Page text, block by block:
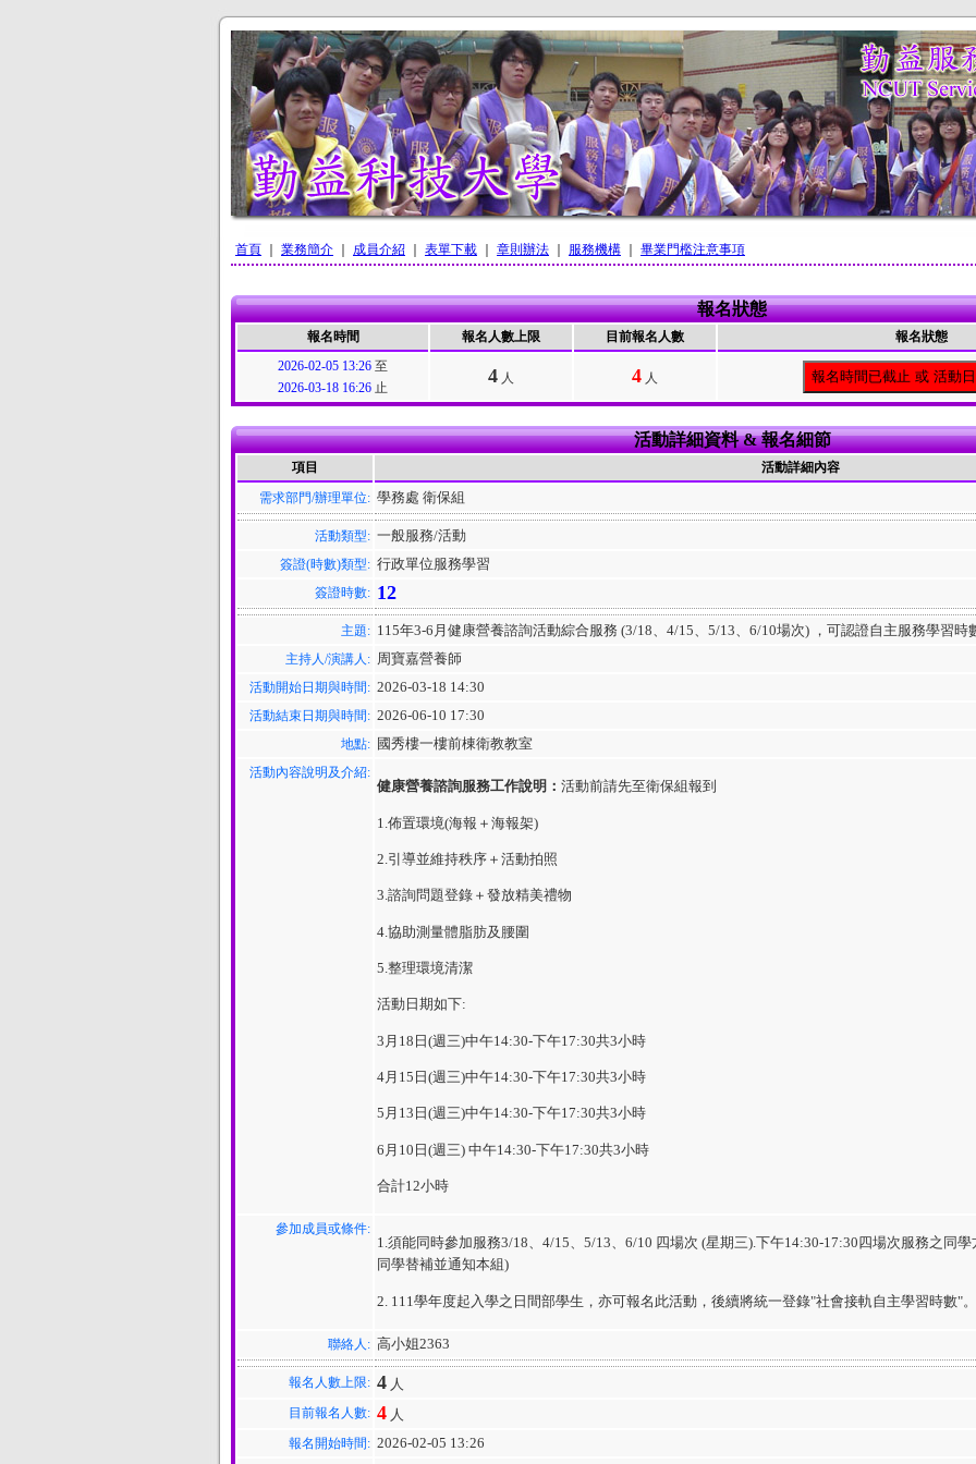
首頁 業務簡介 成員介紹 表單下載 章則辦法 服務機構 畢業門檻注意事項
報名狀態
報名時間 報名人數上限 目前報名人數
報名狀態
2026-02-05 13:26 至
2026-03-18 16:26 止
4 人 4 人 報名時間已截止 或 活動
活動詳細資料 & 報名細節
項目
活動詳細內容
需求部門/辦理單位: 學務處 衛保組
活動類型: 一般服務/活動
簽證(時數)類型: 行政單位服務學習
簽證時數: 12
主題: 115年3-6月健康營養諮詢活動綜合服務 (3/18、4/15、5/13、6/10場次) ，可認證自主服務學習時
主持人/演講人: 周寶嘉營養師
活動開始日期與時間: 2026-03-18 14:30
活動結束日期與時間: 2026-06-10 17:30
地點: 國秀樓一樓前棟衛教教室
活動內容說明及介紹:
健康營養諮詢服務工作說明： 活動前請先至衛保組報到
1.佈置環境(海報＋海報架)
2.引導並維持秩序＋活動拍照
3.諮詢問題登錄＋發放精美禮物
4.協助測量體脂肪及腰圍
5.整理環境清潔
活動日期如下:
3月18日(週三)中午14:30-下午17:30共3小時
4月15日(週三)中午14:30-下午17:30共3小時
5月13日(週三)中午14:30-下午17:30共3小時
6月10日(週三) 中午14:30-下午17:30共3小時
合計12小時
參加成員或條件:
1.須能同時參加服務3/18、4/15、5/13、6/10 四場次 (星期三).下午14:30-17:30四場次服務之同
同學替補並通知本組)
2. 111學年度起入學之日間部學生，亦可報名此活動，後續將統一登錄"社會接軌自主學習時數"。
聯絡人: 高小姐2363
報名人數上限: 4 人
目前報名人數: 4 人
報名開始時間: 2026-02-05 13:26